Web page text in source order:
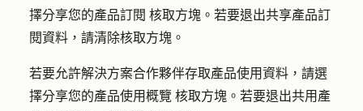
擇分享您的產品訂閱 核取方塊。若要退出共享產品訂
閱資料，請清除核取方塊 。
若要允許解決方案合作夥伴存取產品使用資料，請選
擇分享您的產品使用概覽 核取方塊。若要退出共用產